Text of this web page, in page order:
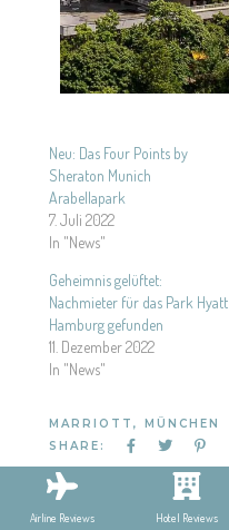
Neu: Das Four Points by
Sheraton Munich
Arabellapark
7. Juli 2022
In "News"
Geheimnis gelüftet:
Nachmieter für das Park Hyatt
Hamburg gefunden
11. Dezember 2022
In "News"
MARRIOTT , MÜNCHEN
SHARE:
Airline Reviews Hotel Reviews